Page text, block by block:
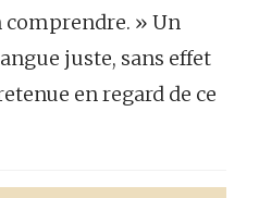
comprendre. » Un
juste, sans effet
en regard de ce